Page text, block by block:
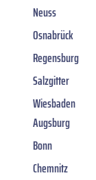
Neuss
Osnabrück
Regensburg
Salzgitter
Wiesbaden
Augsburg
Bonn
Chemnitz